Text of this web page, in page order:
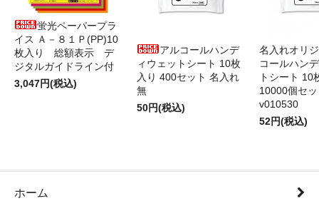
蛍光ペーパープラ
イス Ａ－８１Ｐ(PP)10
枚入り 総額表示 デ
ジタルガイドライン付
3,047円(税込)
アルコールハンデ
ィウェットシート 10枚
入り 400セット 名入れ
無
50円(税込)
名入れオリ
コールハン
トシート 10
10000個セ
v010530
52円(税込)
ホーム